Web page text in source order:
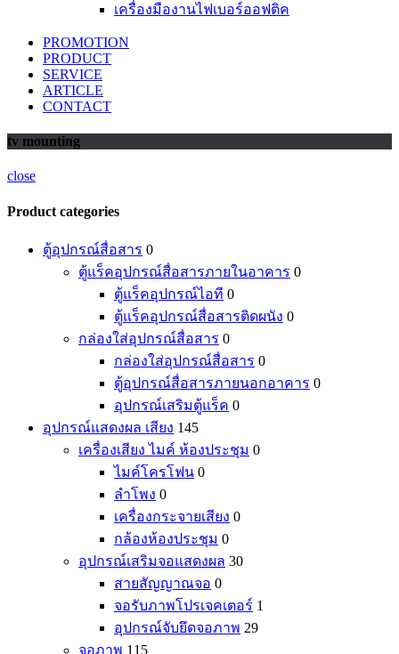
เครื่องมืองานไฟเบอร์ออฟติค
PROMOTION
PRODUCT
SERVICE
ARTICLE
CONTACT
tv mounting
close
Product categories
ตู้อุปกรณ์สื่อสาร 0
ตู้แร็คอุปกรณ์สื่อสารภายในอาคาร 0
ตู้แร็คอุปกรณ์ไอที 0
ตู้แร็คอุปกรณ์สื่อสารติดผนัง 0
กล่องใส่อุปกรณ์สื่อสาร 0
กล่องใส่อุปกรณ์สื่อสาร 0
ตู้อุปกรณ์สื่อสารภายนอกอาคาร 0
อุปกรณ์เสริมตู้แร็ค 0
อุปกรณ์แสดงผล เสียง 145
เครื่องเสียง ไมค์ ห้องประชุม 0
ไมค์โครโฟน 0
ลำโพง 0
เครื่องกระจายเสียง 0
กล้องห้องประชุม 0
อุปกรณ์เสริมจอแสดงผล 30
สายสัญญาณจอ 0
จอรับภาพโปรเจคเตอร์ 1
อุปกรณ์จับยึดจอภาพ 29
จอภาพ 115